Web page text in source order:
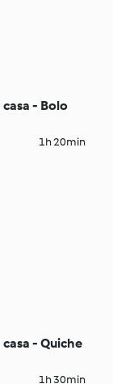
casa - Bolo
1h 20min
casa - Quiche
1h 30min